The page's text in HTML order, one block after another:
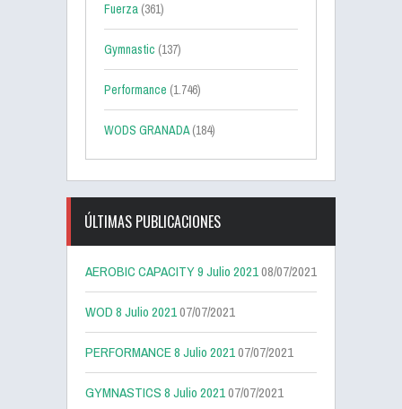
Fuerza (361)
Gymnastic (137)
Performance (1.746)
WODS GRANADA(184)
ÚLTIMAS PUBLICACIONES
AEROBIC CAPACITY 9 Julio 202108/07/2021
WOD 8 Julio 202107/07/2021
PERFORMANCE 8 Julio 202107/07/2021
GYMNASTICS 8 Julio 202107/07/2021